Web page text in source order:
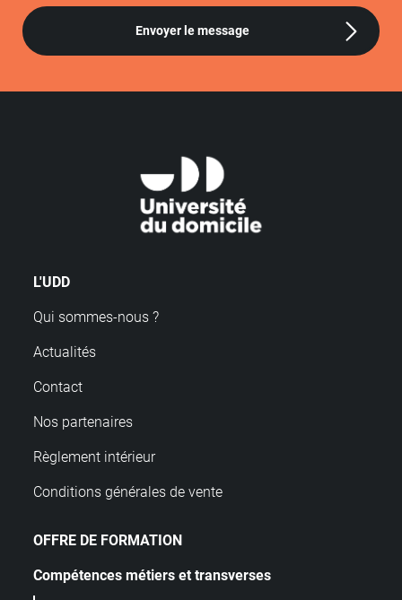
Envoyer le message
L'UDD
Qui sommes-nous ?
Actualités
Contact
Nos partenaires
Règlement intérieur
Conditions générales de vente
OFFRE DE FORMATION
Compétences métiers et transverses